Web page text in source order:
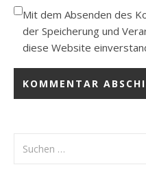
Mit dem Absenden des
der Speicherung und
diese Website